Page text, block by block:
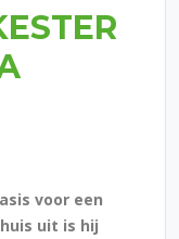
voor een
uit is hij